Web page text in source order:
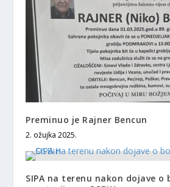
Preminuo je Rajner Bencun
2. ožujka 2025.
SIPA na terenu nakon dojave o